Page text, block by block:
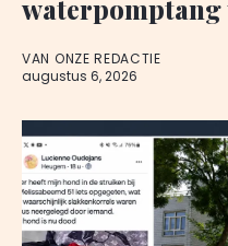
VAN ONZE REDACTIE
augustus 6, 2026